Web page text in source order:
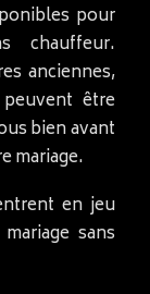
pour
chauffeur.
anciennes,
être
bien avant
mariage.
en jeu
sans